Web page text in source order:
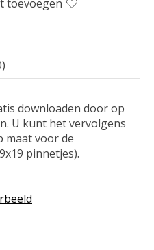
toevoegen
downloaden door op
U kunt het vervolgens
maat voor de
pinnetjes).